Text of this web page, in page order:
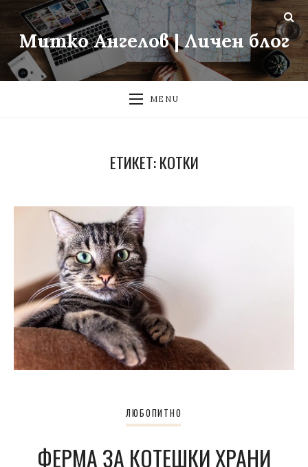
Митко Ангелов | Личен блог
MENU
ЕТИКЕТ:КОТКИ
ЛЮБОПИТНО
ФЕРМА ЗА КОТЕШКИ ХРАНИ